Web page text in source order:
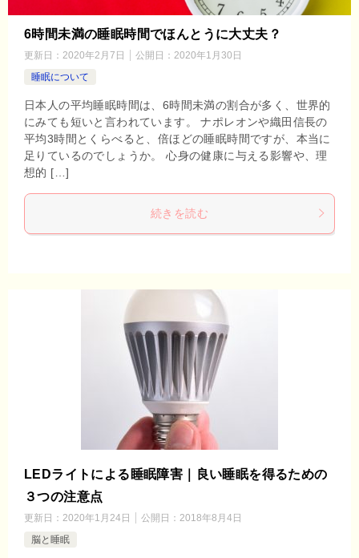
6時間未満の睡眠時間でほんとうに大丈夫？
更新日： 2020年2月7日 公開日： 2020年1月30日
睡眠について
日本人の平均睡眠時間は、6時間未満の割合が多く、世界的
にみても短いと言われています。 ナポレオンや織田信長の
平均3時間とくらべると、倍ほどの睡眠時間ですが、本当に
足りているのでしょうか。 心身の健康に与える影響や、理
想的 […]
続きを読む
LEDライトによる睡眠障害｜良い睡眠を得るための
３つの注意点
更新日： 2020年1月24日 公開日： 2018年8月4日
脳と睡眠